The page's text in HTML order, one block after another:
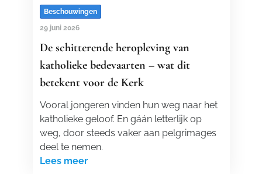
Beschouwingen
29 juni 2026
De schitterende heropleving van
katholieke bedevaarten – wat dit
betekent voor de Kerk
Vooral jongeren vinden hun weg naar het
katholieke geloof. En gáán letterlijk op
weg, door steeds vaker aan pelgrimages
deel te nemen.
Lees meer